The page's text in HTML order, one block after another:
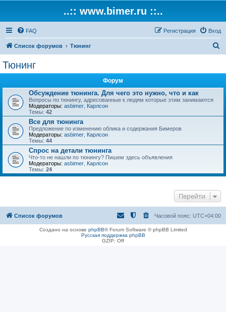
..:: www.bimer.ru ::..
FAQ Вход
Регистрация
Список форумов Тюнинг
Тюнинг
Форум
Обсуждение тюнинга. Для чего это нужно, что и как
Вопросы по тюнингу, адресованные к людям которые этим занимаются
Модераторы: asbimer Карлсон
Темы: 42
Все для тюнинга
Предложение по изменению облика и содержания Бимеров
Модераторы: asbimer Карлсон
Темы: 44
Спрос на детали тюнинга
Что-то не нашли по тюнингу? Пишем здесь объявления
Модераторы: asbimer Карлсон
Темы: 24
Перейти
Список форумов Часовой пояс: UTC+04:00
Создано на основе phpBB® Forum Software © phpBB Limited
Русская поддержка phpBB
GZIP: Off